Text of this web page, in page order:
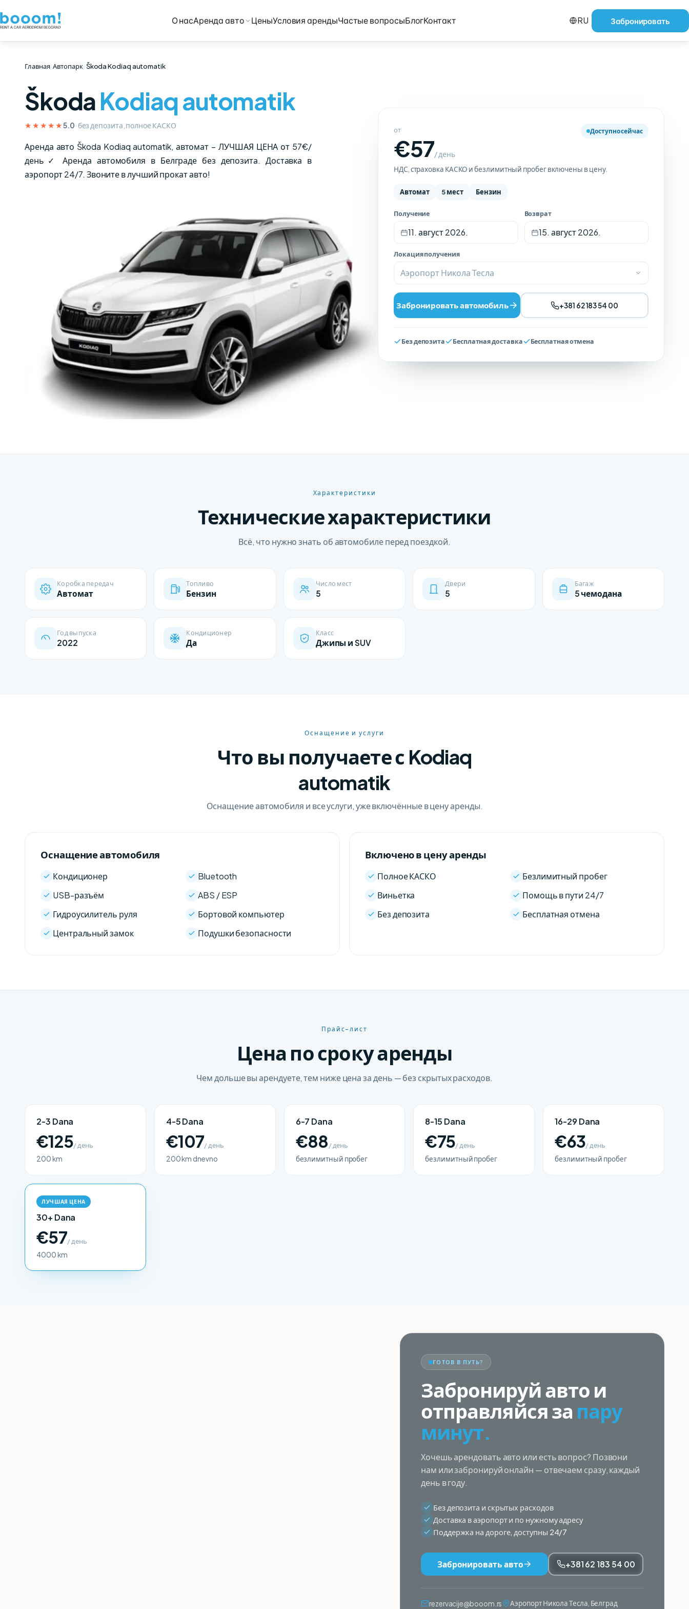
О насАренда авто ЦеныУсловия арендыЧастые вопросыБлогКонтакт RU Забронировать
Главная/Автопарк/Škoda Kodiaq automatik
ŠkodaKodiaq automatik
★★★★★5.0· без депозита, полное КАСКО
Аренда авто Škoda Kodiaq automatik, автомат – ЛУЧШАЯ ЦЕНА от 57€/
день✓ Аренда автомобиля в Белграде без депозита. Доставка в
аэропорт 24/7. Звоните в лучший прокат авто!
от
€57/ день
Доступно сейчас
НДС, страховка КАСКО и безлимитный пробег включены в цену.
Автомат 5 мест Бензин
Получение
11. август 2026.
Возврат
15. август 2026.
Локация получения
Аэропорт Никола Тесла
Забронировать автомобиль +381 62 183 54 00
Без депозита Бесплатная доставка Бесплатная отмена
Характеристики
Технические характеристики
Всё, что нужно знать об автомобиле перед поездкой.
Коробка передач
Автомат
Топливо
Бензин
Число мест
5
Двери
5
Багаж
5 чемодана
Год выпуска
2022
Кондиционер
Да
Класс
Джипы и SUV
Оснащение и услуги
Что вы получаете с Kodiaq
automatik
Оснащение автомобиля и все услуги, уже включённые в цену аренды.
Оснащение автомобиля
Кондиционер
Bluetooth
USB-разъём
ABS / ESP
Гидроусилитель руля
Бортовой компьютер
Центральный замок
Подушки безопасности
Включено в цену аренды
Полное КАСКО
Безлимитный пробег
Виньетка
Помощь в пути 24/7
Без депозита
Бесплатная отмена
Прайс-лист
Цена по сроку аренды
Чем дольше вы арендуете, тем ниже цена за день — без скрытых расходов.
2-3 Dana
€125/ день
200 km
4-5 Dana
€107/ день
200 km dnevno
6-7 Dana
€88/ день
безлимитный пробег
8-15 Dana
€75/ день
безлимитный пробег
16-29 Dana
€63/ день
безлимитный пробег
ЛУЧШАЯ ЦЕНА
30+ Dana
€57/ день
4000 km
ГОТОВ В ПУТЬ?
Забронируй авто и
отправляйся за пару
минут.
Хочешь арендовать авто или есть вопрос? Позвони
нам или забронируй онлайн — отвечаем сразу, каждый
день в году.
Без депозита и скрытых расходов
Доставка в аэропорт и по нужному адресу
Поддержка на дороге, доступны 24/7
Забронировать авто +381 62 183 54 00
rezervacije@booom.rs Аэропорт Никола Тесла, Белград